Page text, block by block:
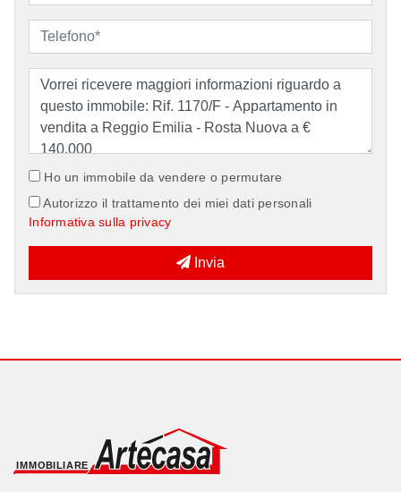
Ho un immobile da vendere o permutare
Autorizzo il trattamento dei miei dati personali
Informativa sulla privacy
Invia